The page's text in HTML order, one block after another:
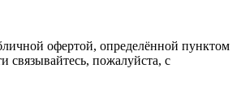
офертой, определённой пунктом
связывайтесь, пожалуйста, с